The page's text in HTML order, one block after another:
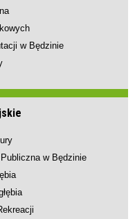
w Będzinie
w Będzinie